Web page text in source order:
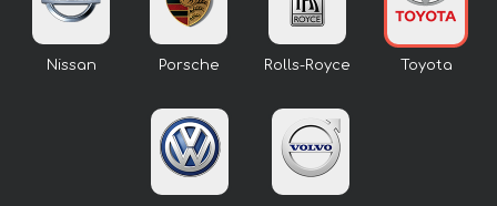
Nissan Porsche Rolls-Royce Toyota